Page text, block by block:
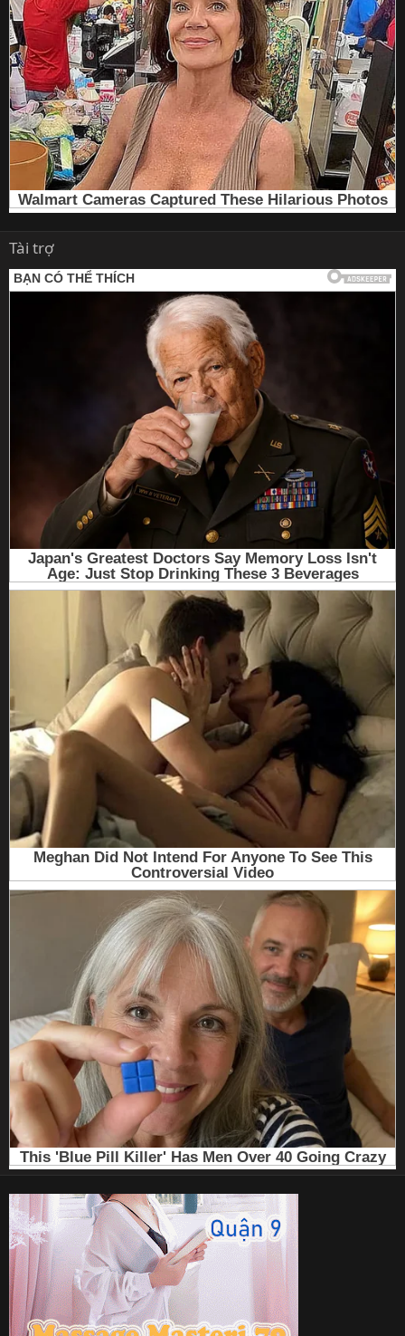
Tài trợ